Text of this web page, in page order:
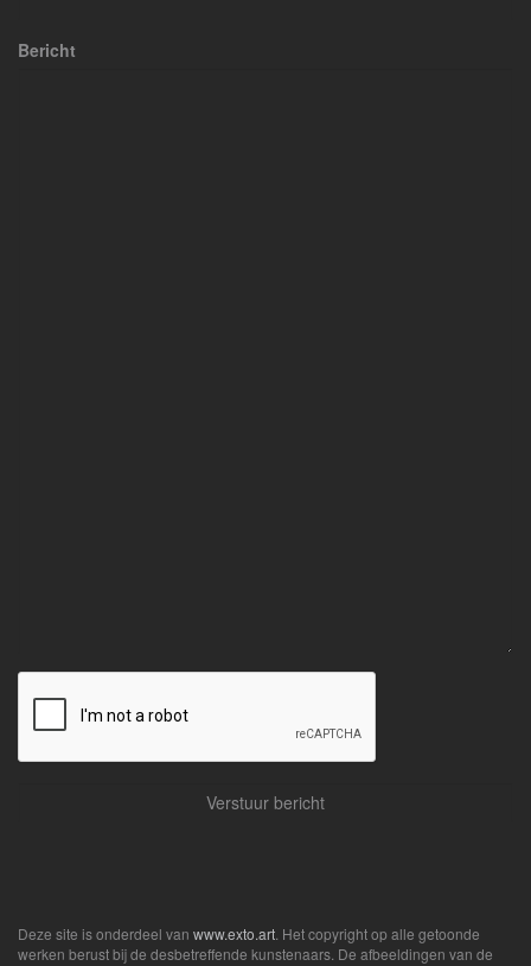
Bericht
Deze site is onderdeel van www.exto.art . Het copyright op alle getoonde
werken berust bij de desbetreffende kunstenaars. De afbeeldingen van de